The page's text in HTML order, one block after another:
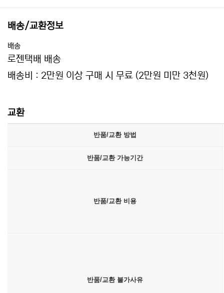
배송/교환정보
배송
로젠택배 배송
배송비 : 2만원 이상 구매 시 무료 (2만원 미만 3천원)
교환
반품/교환 방법
반품/교환 가능기간
반품/교환 비용
반품/교환 불가사유